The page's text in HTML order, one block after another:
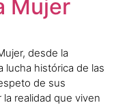
Mujer
desde la
lucha histórica de las
de sus
realidad que viven